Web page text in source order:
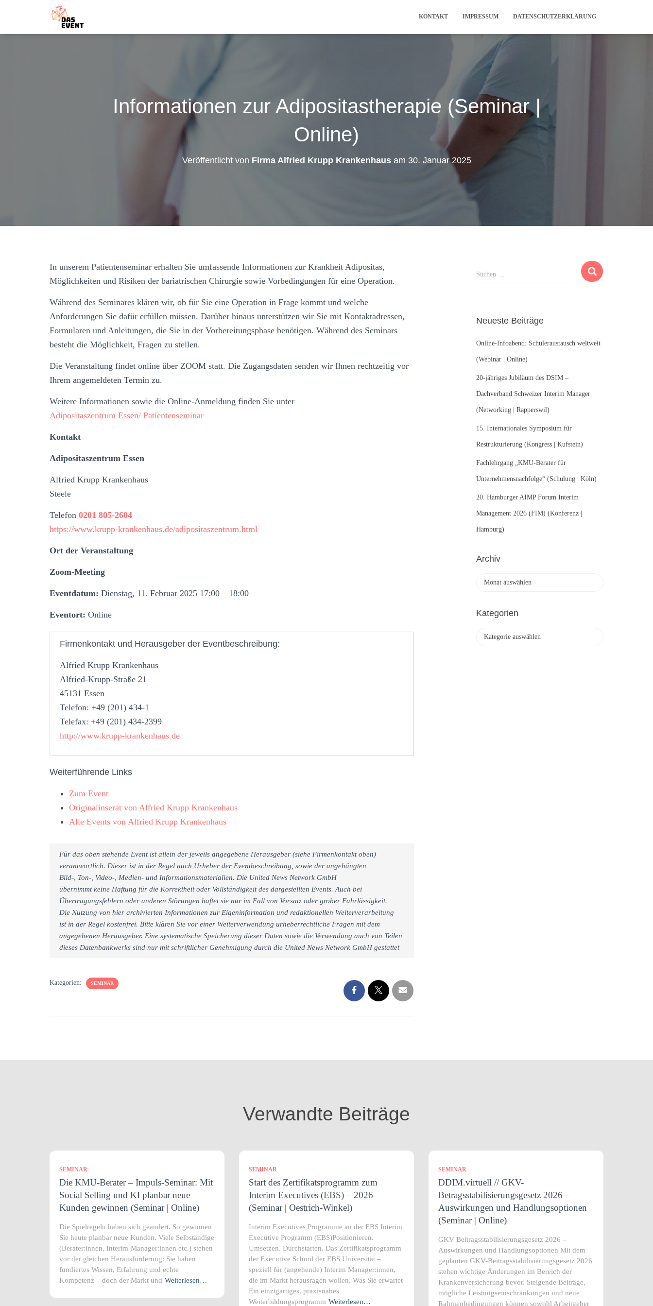
KONTAKT IMPRESSUM DATENSCHUTZERKLÄRUNG
Informationen zur Adipositastherapie (Seminar |
Online)
Veröffentlicht von Firma Alfried Krupp Krankenhausam 30. Januar 2025
In unserem Patientenseminar erhalten Sie umfassende Informationen zur Krankheit Adipositas,
Möglichkeiten und Risiken der bariatrischen Chirurgie sowie Vorbedingungen für eine Operation.
Während des Seminares klären wir, ob für Sie eine Operation in Frage kommt und welche
Anforderungen Sie dafür erfüllen müssen. Darüber hinaus unterstützen wir Sie mit Kontaktadressen,
Formularen und Anleitungen, die Sie in der Vorbereitungsphase benötigen. Während des Seminars
besteht die Möglichkeit, Fragen zu stellen.
Die Veranstaltung findet online über ZOOM statt. Die Zugangsdaten senden wir Ihnen rechtzeitig vor
Ihrem angemeldeten Termin zu.
Weitere Informationen sowie die Online-Anmeldung finden Sie unter
Adipositaszentrum Essen/ Patientenseminar
Kontakt
Adipositaszentrum Essen
Alfried Krupp Krankenhaus
Steele
Telefon 0201 805-2604
https://www.krupp-krankenhaus.de/adipositaszentrum.html
Ort der Veranstaltung
Zoom-Meeting
Eventdatum: Dienstag, 11. Februar 2025 17:00 – 18:00
Eventort: Online
Firmenkontakt und Herausgeber der Eventbeschreibung:
Alfried Krupp Krankenhaus
Alfried-Krupp-Straße 21
45131 Essen
Telefon: +49 (201) 434-1
Telefax: +49 (201) 434-2399
http://www.krupp-krankenhaus.de
Weiterführende Links
Zum Event
Originalinserat von Alfried Krupp Krankenhaus
Alle Events von Alfried Krupp Krankenhaus
Für das oben stehende Event ist allein der jeweils angegebene Herausgeber (siehe Firmenkontakt oben)
verantwortlich. Dieser ist in der Regel auch Urheber der Eventbeschreibung, sowie der angehängten
Bild-, Ton-, Video-, Medien- und Informationsmaterialien. Die United News Network GmbH
übernimmt keine Haftung für die Korrektheit oder Vollständigkeit des dargestellten Events. Auch bei
Übertragungsfehlern oder anderen Störungen haftet sie nur im Fall von Vorsatz oder grober Fahrlässigkeit.
Die Nutzung von hier archivierten Informationen zur Eigeninformation und redaktionellen Weiterverarbeitung
ist in der Regel kostenfrei. Bitte klären Sie vor einer Weiterverwendung urheberrechtliche Fragen mit dem
angegebenen Herausgeber. Eine systematische Speicherung dieser Daten sowie die Verwendung auch von Teilen
dieses Datenbankwerks sind nur mit schriftlicher Genehmigung durch die United News Network GmbH gestattet
Kategorien: SEMINAR
u
n
a
c
:
Suchen …
Neueste Beiträge
Online-Infoabend: Schüleraustausch weltweit
(Webinar | Online)
20-jähriges Jubiläum des DSIM –
Dachverband Schweizer Interim Manager
(Networking | Rapperswil)
15. Internationales Symposium für
Restrukturierung (Kongress | Kufstein)
Fachlehrgang „KMU-Berater für
Unternehmensnachfolge“ (Schulung | Köln)
20. Hamburger AIMP Forum Interim
Management 2026 (FIM) (Konferenz |
Hamburg)
Archiv
h
Kategorien
Verwandte Beiträge
SEMINAR
Die KMU-Berater – Impuls-Seminar: Mit
Social Selling und KI planbar neue
Kunden gewinnen (Seminar | Online)
Die Spielregeln haben sich geändert. So gewinnen
Sie heute planbar neue Kunden. Viele Selbständige
(Berater:innen, Interim-Manager:innen etc.) stehen
vor der gleichen Herausforderung: Sie haben
fundiertes Wissen, Erfahrung und echte
Kompetenz – doch der Markt und Weiterlesen…
SEMINAR
Start des Zertifikatsprogramm zum
Interim Executives (EBS) – 2026
(Seminar | Oestrich-Winkel)
Interim Executives Programme an der EBS Interim
Executive Programm (EBS)Positionieren.
Umsetzen. Durchstarten. Das Zertifikatsprogramm
der Executive School der EBS Universität –
speziell für (angehende) Interim Manager:innen,
die im Markt herausragen wollen. Was Sie erwartet
Ein einzigartiges, praxisnahes
Weiterbildungsprogramm Weiterlesen…
SEMINAR
DDIM.virtuell // GKV-
Betragsstabilisierungsgesetz 2026 –
Auswirkungen und Handlungsoptionen
(Seminar | Online)
GKV Beitragsstabilisierungsgesetz 2026 –
Auswirkungen und Handlungsoptionen Mit dem
geplanten GKV-Beitragsstabilisierungsgesetz 2026
stehen wichtige Änderungen im Bereich der
Krankenversicherung bevor. Steigende Beiträge,
mögliche Leistungseinschränkungen und neue
Rahmenbedingungen können sowohl Arbeitgeber